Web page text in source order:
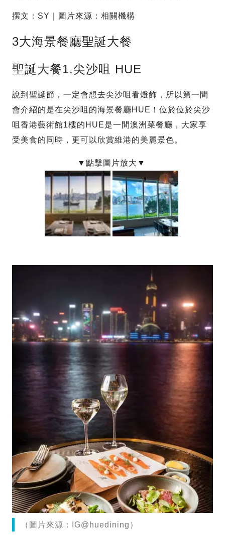
撰文：SY｜圖片來源：相關機構
3大海景餐廳聖誕大餐
聖誕大餐1.尖沙咀 HUE
說到聖誕節，一定會想去尖沙咀看燈飾，所以第一間
會介紹的是在尖沙咀的海景餐廳HUE！位於位於尖沙
咀香港藝術館1樓的HUE是一間澳洲菜餐廳，大家享
受美食的同時，更可以欣賞維港的美麗景色。
（圖片來源：IG@huedining）